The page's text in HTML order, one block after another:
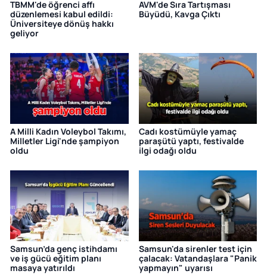
TBMM'de öğrenci affı
düzenlemesi kabul edildi:
Üniversiteye dönüş hakkı
geliyor
AVM'de Sıra Tartışması
Büyüdü, Kavga Çıktı
A Milli Kadın Voleybol Takımı,
Milletler Ligi'nde şampiyon
oldu
Cadı kostümüyle yamaç
paraşütü yaptı, festivalde
ilgi odağı oldu
Samsun’da genç istihdamı
ve iş gücü eğitim planı
masaya yatırıldı
Samsun'da sirenler test için
çalacak: Vatandaşlara "Panik
yapmayın" uyarısı